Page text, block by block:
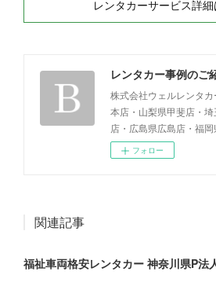
レンタカーサービス詳
レンタカー事例のご
株式会社ウェルレンタ
本店・山梨県甲斐店・
店・広島県広島店・福岡
フォロー
関連記事